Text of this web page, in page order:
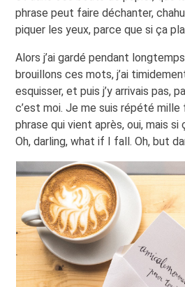
phrase peut faire déchanter,
piquer les yeux, parce que si ça
Alors j’ai gardé pendant
brouillons ces mots, j’ai
esquisser, et puis j’y arrivais pas,
c’est moi. Je me suis répété
phrase qui vient après, oui, mais si
Oh, darling, what if I fall. Oh, but